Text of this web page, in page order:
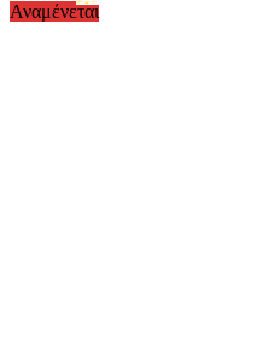
Αναμένεται